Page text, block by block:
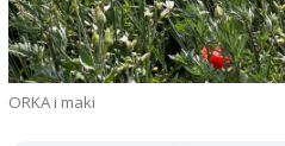
ORKA i maki